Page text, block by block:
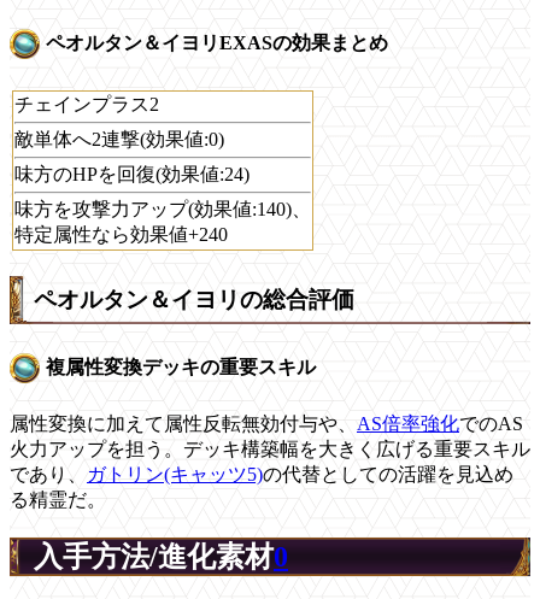
ペオルタン＆イヨリEXASの効果まとめ
チェインプラス2
敵単体へ2連撃(効果値:0)
味方のHPを回復(効果値:24)
味方を攻撃力アップ(効果値:140)、
特定属性なら効果値+240
ペオルタン＆イヨリの総合評価
複属性変換デッキの重要スキル
属性変換に加えて属性反転無効付与や、 AS倍率強化でのAS
火力アップを担う。デッキ構築幅を大きく広げる重要スキル
であり、
ガトリン(キャッツ5)の代替としての活躍を見込め
る精霊だ。
入手方法/進化素材0